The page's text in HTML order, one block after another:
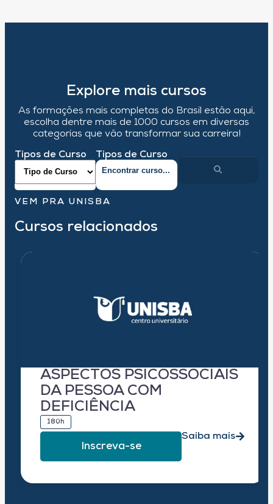
Explore mais cursos
As formações mais completas do Brasil estão aqui,
escolha dentre mais de 1000 cursos em diversas
categorias que vão transformar sua carreira!
Tipos de Curso Tipos de Curso
VEM PRA UNISBA
Cursos relacionados
ASPECTOS PSICOSSOCIAIS
DA PESSOA COM
DEFICIÊNCIA
180h
Inscreva-se
Saiba mais